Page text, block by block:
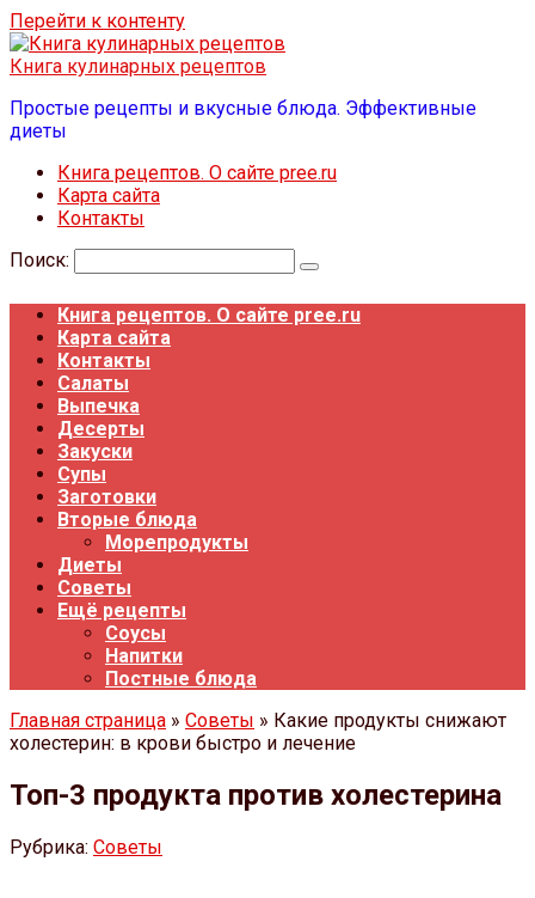
Перейти к контенту
Книга кулинарных рецептов
Простые рецепты и вкусные блюда. Эффективные
диеты
Книга рецептов. О сайте pree.ru
Карта сайта
Контакты
Поиск:
Книга рецептов. О сайте pree.ru
Карта сайта
Контакты
Салаты
Выпечка
Десерты
Закуски
Супы
Заготовки
Вторые блюда
Морепродукты
Диеты
Советы
Ещё рецепты
Соусы
Напитки
Постные блюда
Главная страница » Советы » Какие продукты снижают
холестерин: в крови быстро и лечение
Топ-3 продукта против холестерина
Рубрика: Советы